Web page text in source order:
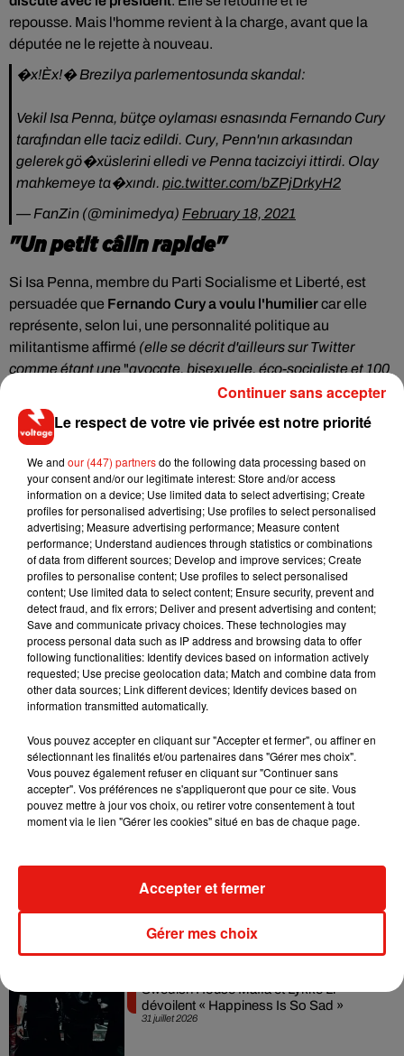
repousse. Mais l'homme revient à la charge, avant que la
députée ne le rejette à nouveau.
�x!Èx!� Brezilya parlementosunda skandal:
Vekil Isa Penna, bütçe oylaması esnasında Fernando Cury
tarafından elle taciz edildi. Cury, Penn'nın arkasından
gelerek gö�xüslerini elledi ve Penna tacizciyi ittirdi. Olay
mahkemeye ta�xındı. pic.twitter.com/bZPjDrkyH2
— FanZin (@minimedya) February 18, 2021
"Un petit câlin rapide"
Si Isa Penna, membre du Parti Socialisme et Liberté, est
persuadée que Fernando Cury a voulu l'humiliercar elle
représente, selon lui, une personnalité politique au
militantisme affirmé (elle se décrit d'ailleurs sur Twitter
comme étant une "avocate, bisexuelle, éco-socialiste et 100
Fernando Cury déclare quant à luiavoir
voulu lui faire un
cet homme, ne constitue donc pas une infraction.
Pourtant, Isa Penna a immédiatement déposéplainte pour
harcèlement sexueldevant le comité d'éthique de
l'assemblée législative de Sao Paulo. Deux mois après les
faits, sa plainte vient d'être acceptée à l'unanimité par le
conseil (10 voix contre 0) permettant ainsil'ouverture d'une
procédure de sanctionà l'encontre du député, pouvant aller
jusqu'àla révocation de son mandat.
Musique
6 août 2026
Il y a 10 ans, DJ Snake changeait de
dimension avec son premier...
3 août 2026
Fred again.. et Latin Mafia dévoilent enfin
leur mixtape créée en...
31 juillet 2026
Swedish House Mafia et Lykke Li
dévoilent « Happiness Is So Sad »
Le respect de votre vie privée est notre priorité
We and our (447) partnersdo the following data processing based on
your consent and/or our legitimate interest: Store and/or access
information on a device; Use limited data to select advertising; Create
profiles for personalised advertising; Use profiles to select personalised
advertising; Measure advertising performance; Measure content
performance; Understand audiences through statistics or combinations
of data from different sources; Develop and improve services; Create
profiles to personalise content; Use profiles to select personalised
content; Use limited data to select content; Ensure security, prevent and
detect fraud, and fix errors; Deliver and present advertising and content;
Save and communicate privacy choices. These technologies may
process personal data such as IP address and browsing data to offer
following functionalities: Identify devices based on information actively
requested; Use precise geolocation data; Match and combine data from
other data sources; Link different devices; Identify devices based on
information transmitted automatically.
Vous pouvez accepter en cliquant sur "Accepter et fermer", ou affiner en
sélectionnant les finalités et/ou partenaires dans "Gérer mes choix".
Vous pouvez également refuser en cliquant sur "Continuer sans
accepter". Vos préférences ne s'appliqueront que pour ce site. Vous
pouvez mettre à jour vos choix, ou retirer votre consentement à tout
moment via le lien "Gérer les cookies" situé en bas de chaque page.
Gérer mes choix
Accepter et fermer
Continuer sans accepter